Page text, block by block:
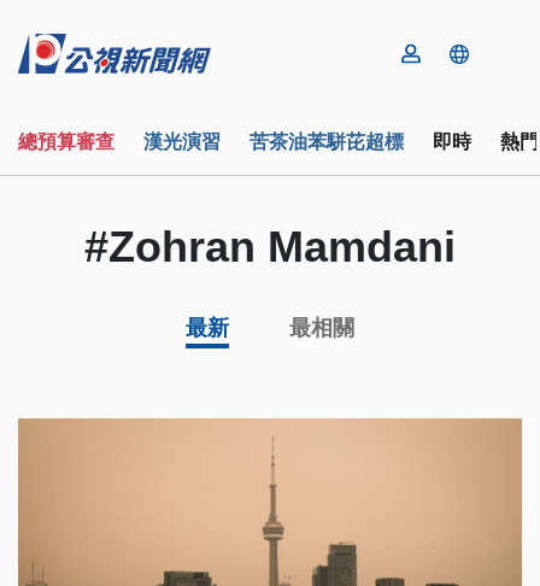
總預算審查 漢光演習 苦茶油苯駢芘超標 即時 熱
#Zohran Mamdani
最新 最相關